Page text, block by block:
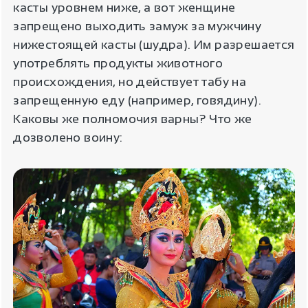
касты уровнем ниже, а вот женщине
запрещено выходить замуж за мужчину
нижестоящей касты (шудра). Им разрешается
употреблять продукты животного
происхождения, но действует табу на
запрещенную еду (например, говядину).
Каковы же полномочия варны? Что же
дозволено воину: